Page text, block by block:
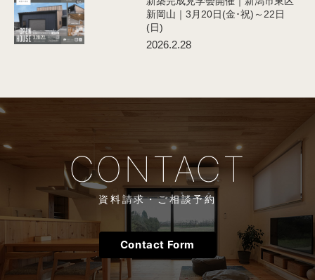
新岡山｜3月20日(金･祝)～22日
(日)
2026.2.28
資料請求・ご相談予約
Contact Form